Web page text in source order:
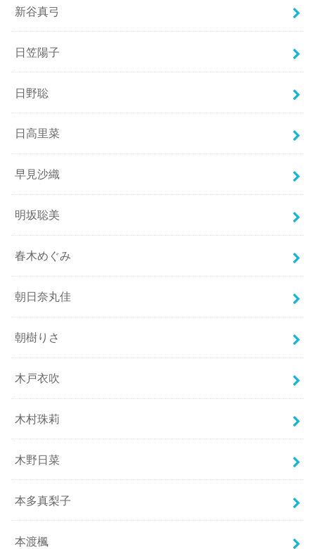
新谷真弓
日笠陽子
日野聡
日高里菜
早見沙織
明坂聡美
春木めぐみ
朝日奈丸佳
朝樹りさ
木戸衣吹
木村珠莉
木野日菜
本多真梨子
本渡楓